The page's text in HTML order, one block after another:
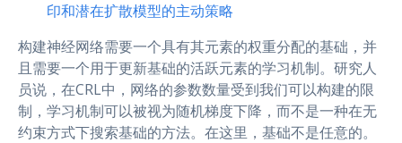
印和潜在扩散模型的主动策略
构建神经网络需要一个具有其元素的权重分配的基础，并
且需要一个用于更新基础的活跃元素的学习机制。研究人
员说，在CRL中，网络的参数数量受到我们可以构建的限
制，学习机制可以被视为随机梯度下降，而不是一种在无
约束方式下搜索基础的方法。在这里，基础不是任意的。